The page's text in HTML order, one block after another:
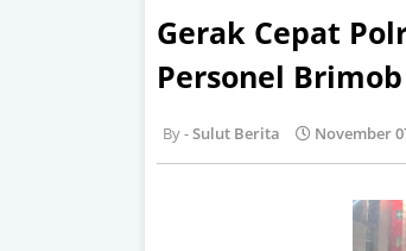
Gerak Cepat
Personel
Sulut Berita November